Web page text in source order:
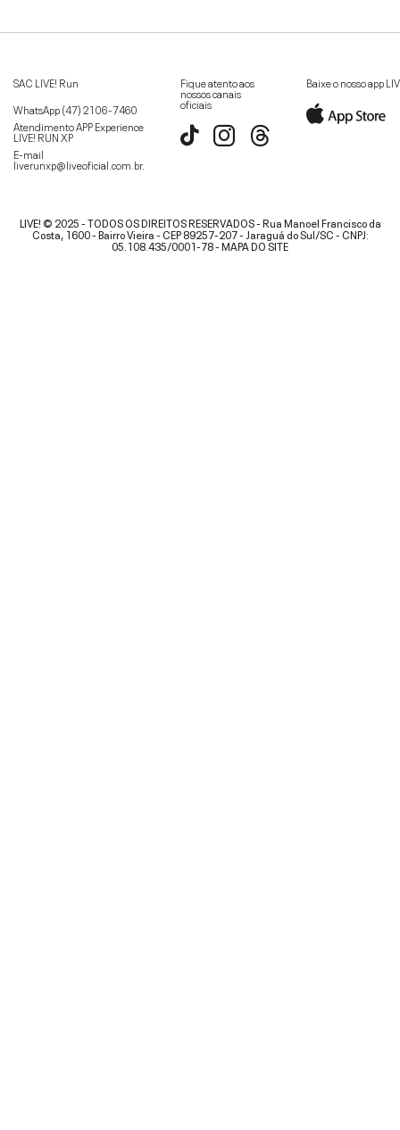
SAC LIVE! Run
WhatsApp(47) 2106-7460
Atendimento APP Experience
LIVE! RUN XP
E-mail
liverunxp@liveoficial.com.br.
Fique atento aos
nossos canais
oficiais
Baixe o nosso app
LIVE! © 2025 - TODOS OS DIREITOS RESERVADOS - Rua Manoel Francisco da
Costa, 1600 - Bairro Vieira - CEP 89257-207 - Jaraguá do Sul/SC - CNPJ:
05.108.435/0001-78 -MAPA DO SITE